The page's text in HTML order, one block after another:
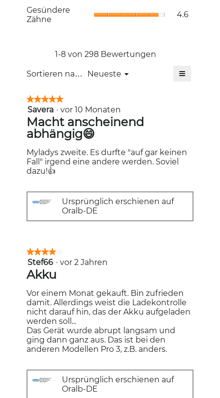
Gesündere
Zähne
4.6
1-8 von 298 Bewertungen
Sortieren nach: Neueste ▼
Menü ≡
★★★★★
★★★★★
5
von
5
Sternen.
Savera · vor 10 Monaten
Macht anscheinend
abhängig😄
Myladys zweite. Es durfte "auf gar keinen
Fall" irgend eine andere werden. Soviel
dazu!👍
Ursprünglich erschienen auf
Oralb-DE
★★★★★
★★★★★
4
von
5
Sternen.
Stef66 · vor 2 Jahren
Akku
Vor einem Monat gekauft. Bin zufrieden
damit. Allerdings weist die Ladekontrolle
nicht darauf hin, das der Akku aufgeladen
werden soll...
Das Gerät wurde abrupt langsam und
ging dann ganz aus. Das ist bei den
anderen Modellen Pro 3, z.B. anders.
Ursprünglich erschienen auf
Oralb-DE